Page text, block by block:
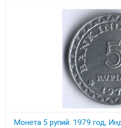
Монета 5 рупий. 1979 год,